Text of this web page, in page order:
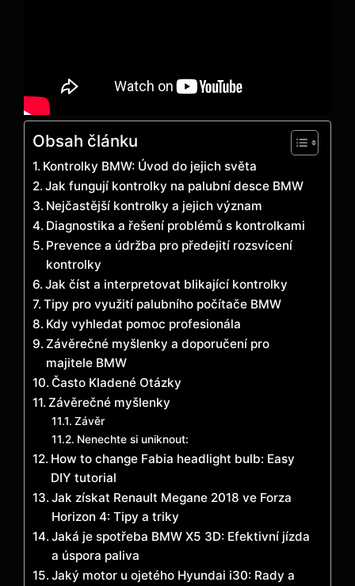
Obsah článku
Kontrolky BMW: Úvod do jejich světa
Jak fungují kontrolky na palubní desce BMW
Nejčastější kontrolky a jejich význam
Diagnostika a řešení problémů s kontrolkami
Prevence a údržba pro předejití rozsvícení
kontrolky
Jak číst a interpretovat blikající kontrolky
Tipy pro využití palubního počítače BMW
Kdy vyhledat pomoc profesionála
Závěrečné myšlenky a doporučení pro
majitele BMW
Často Kladené Otázky
Závěrečné myšlenky
Závěr
Nenechte si uniknout:
How to change Fabia headlight bulb: Easy
DIY tutorial
Jak získat Renault Megane 2018 ve Forza
Horizon 4: Tipy a triky
Jaká je spotřeba BMW X5 3D: Efektivní jízda
a úspora paliva
Jaký motor u ojetého Hyundai i30: Rady a